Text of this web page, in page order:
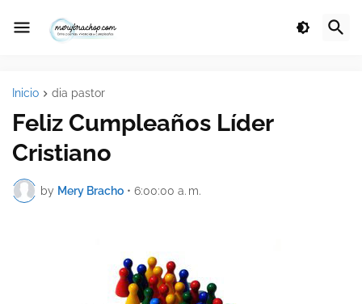
Inicio dia pastor
Feliz Cumpleaños Líder
Cristiano
by Mery Bracho • 6:00:00 a. m.